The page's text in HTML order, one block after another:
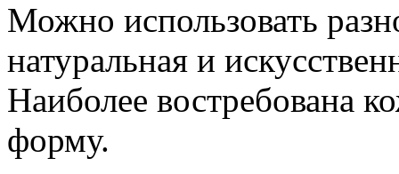
Можно использовать
натуральная и
Наиболее востребована
форму.